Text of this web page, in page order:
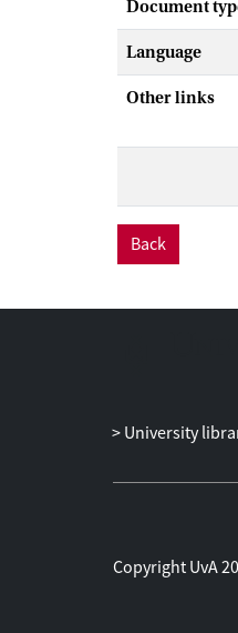
Document
Language
Other links
Back
University
Copyright UvA